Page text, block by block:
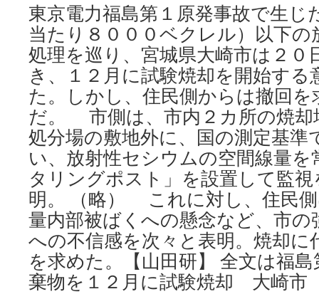
東京電力福島第１原発事故で生じ
当たり８０００ベクレル）以下の
処理を巡り、宮城県大崎市は２０
き、１２月に試験焼却を開始す
た。しかし、住民側からは撤回
だ。 市側は、市内２カ所の焼却
処分場の敷地外に、国の測定基
い、放射性セシウムの空間線量
タリングポスト」を設置して監
明。 （略） これに対し、住民
量内部被ばくへの懸念など、市の
への不信感を次々と表明。焼却に
を求めた。【山田研】 全文は福
棄物を１２月に試験焼却 大崎市